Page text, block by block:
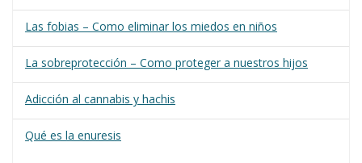
Las fobias – Como eliminar los miedos en niños
La sobreprotección – Como proteger a nuestros hijos
Adicción al cannabis y hachis
Qué es la enuresis